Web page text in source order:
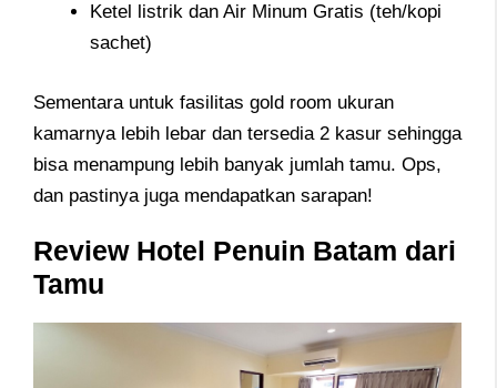
Ketel listrik dan Air Minum Gratis (teh/kopi
sachet)
Sementara untuk fasilitas gold room ukuran
kamarnya lebih lebar dan tersedia 2 kasur sehingga
bisa menampung lebih banyak jumlah tamu. Ops,
dan pastinya juga mendapatkan sarapan!
Review Hotel Penuin Batam dari
Tamu